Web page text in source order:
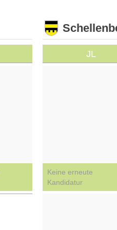
JL
Keine erneute
Kandidatur